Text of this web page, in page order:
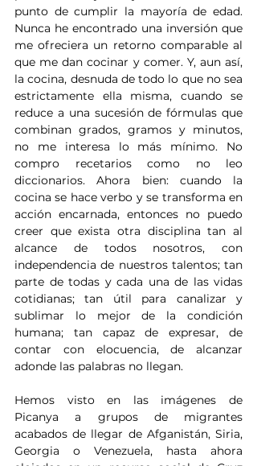
punto de cumplir la mayoría de edad.
Nunca he encontrado una inversión que
me ofreciera un retorno comparable al
que me dan cocinar y comer. Y, aun así,
la cocina, desnuda de todo lo que no sea
estrictamente ella misma, cuando se
reduce a una sucesión de fórmulas que
combinan grados, gramos y minutos,
no me interesa lo más mínimo. No
compro recetarios como no leo
diccionarios. Ahora bien: cuando la
cocina se hace verbo y se transforma en
acción encarnada, entonces no puedo
creer que exista otra disciplina tan al
alcance de todos nosotros, con
independencia de nuestros talentos; tan
parte de todas y cada una de las vidas
cotidianas; tan útil para canalizar y
sublimar lo mejor de la condición
humana; tan capaz de expresar, de
contar con elocuencia, de alcanzar
adonde las palabras no llegan.
Hemos visto en las imágenes de
Picanya a grupos de migrantes
acabados de llegar de Afganistán, Siria,
Georgia o Venezuela, hasta ahora